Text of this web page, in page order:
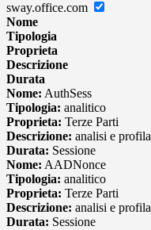
sway.office.com
Nome
Tipologia
Proprieta
Descrizione
Durata
Nome: AuthSess
Tipologia: analitico
Proprieta: Terze Parti
Descrizione: analisi e
Durata: Sessione
Nome: AADNonce
Tipologia: analitico
Proprieta: Terze Parti
Descrizione: analisi e
Durata: Sessione